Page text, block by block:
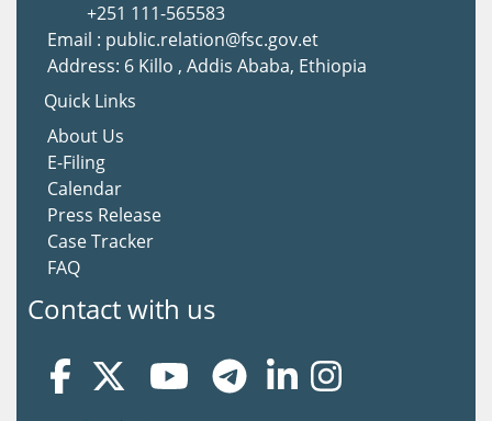
+251 111-565583
Email : public.relation@fsc.gov.et
Address: 6 Killo , Addis Ababa, Ethiopia
Quick Links
About Us
E-Filing
Calendar
Press Release
Case Tracker
FAQ
Contact with us